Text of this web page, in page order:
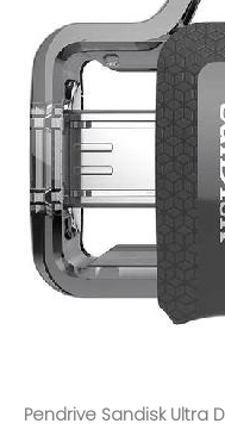
Pendrive Sandisk Ultra